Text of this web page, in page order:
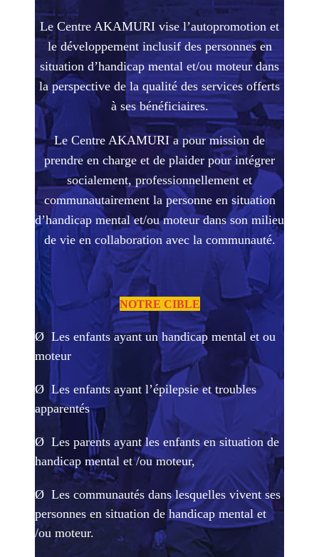
Le Centre AKAMURI vise l’autopromotion et
le développement inclusif des personnes en
situation d’handicap mentalet/ou moteur dans
la perspective de la qualité des services offerts
à ses bénéficiaires.
Le Centre AKAMURI apour mission de
prendre en charge et de plaider pour intégrer
socialement, professionnellement et
communautairement la personne en situation
d’handicap mental et/ou moteur dans son milieu
de vie en collaborationavec la communauté.
NOTRE CIBLE
Ø Les enfants ayant un handicap mental et ou
moteur
Ø Les enfants ayant l’épilepsie et troubles
apparentés
Ø Les parents ayant les enfants en situation de
handicap mental et /ou moteur,
Ø Les communautés dans lesquelles vivent ses
personnes en situation de handicap mental et
/ou moteur.